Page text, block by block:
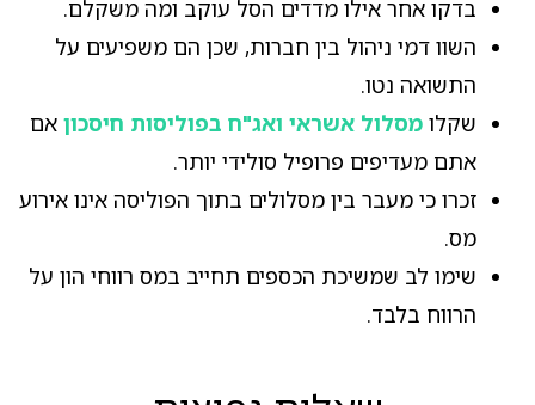
בדקו אחר אילו מדדים הסל עוקב ומה משקלם.
השוו דמי ניהול בין חברות, שכן הם משפיעים על
התשואה נטו.
שקלו מסלול אשראי ואג"ח בפוליסות חיסכוןאם
אתם מעדיפים פרופיל סולידי יותר.
זכרו כי מעבר בין מסלולים בתוך הפוליסה אינו אירוע
מס.
שימו לב שמשיכת הכספים תחייב במס רווחי הון על
הרווח בלבד.